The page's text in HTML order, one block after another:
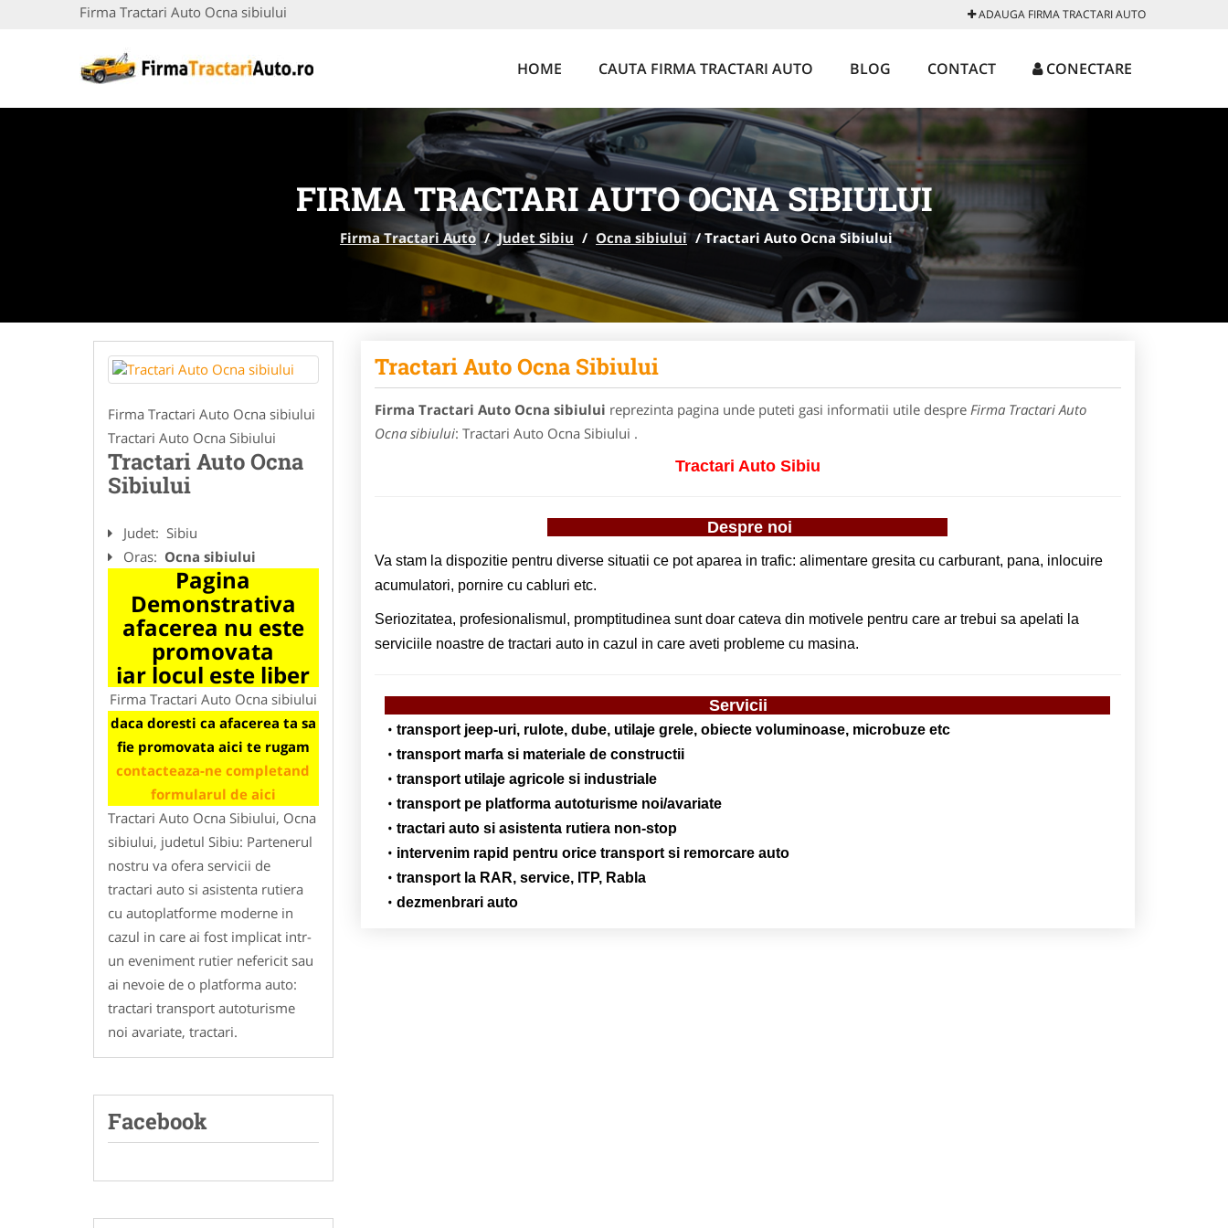
Firma Tractari Auto Ocna sibiului ADAUGA FIRMA TRACTARI AUTO
HOME CAUTA FIRMA TRACTARI AUTO BLOG CONTACT CONECTARE
FIRMA TRACTARI AUTO OCNA SIBIULUI
Firma Tractari Auto / Judet Sibiu / Ocna sibiului /Tractari Auto Ocna Sibiului
Firma Tractari Auto Ocna sibiului
Tractari Auto Ocna Sibiului
Tractari Auto Ocna
Sibiului
Judet: Sibiu
Oras: Ocna sibiului
Pagina
Demonstrativa
afacerea nu este
promovata
iar locul este liber
Firma Tractari Auto Ocna sibiului
daca doresti ca afacerea ta sa
fie promovata aici te rugam
contacteaza-ne completand
formularul de aici
Tractari Auto Ocna Sibiului, Ocna
sibiului, judetul Sibiu: Partenerul
nostru va ofera servicii de
tractari auto si asistenta rutiera
cu autoplatforme moderne in
cazul in care ai fost implicat intr-
un eveniment rutier nefericit sau
ai nevoie de o platforma auto:
tractari transport autoturisme
noi avariate, tractari.
Facebook
Tractari Auto Ocna Sibiului
Firma Tractari Auto Ocna sibiului reprezinta pagina unde puteti gasi informatii utile despre Firma Tractari Auto
Ocna sibiului: Tractari Auto Ocna Sibiului .
Tractari Auto Sibiu
Despre noi
Va stam la dispozitie pentru diverse situatii ce pot aparea in trafic: alimentare gresita cu carburant, pana, inlocuire
acumulatori, pornire cu cabluri etc.
Seriozitatea, profesionalismul, promptitudinea sunt doar cateva din motivele pentru care ar trebui sa apelati la
serviciile noastre de tractari auto in cazul in care aveti probleme cu masina.
Servicii
transport jeep-uri, rulote, dube, utilaje grele, obiecte voluminoase, microbuze etc
transport marfa si materiale de constructii
transport utilaje agricole si industriale
transport pe platforma autoturisme noi/avariate
tractari auto si asistenta rutiera non-stop
intervenim rapid pentru orice transport si remorcare auto
transport la RAR, service, ITP, Rabla
dezmenbrari auto